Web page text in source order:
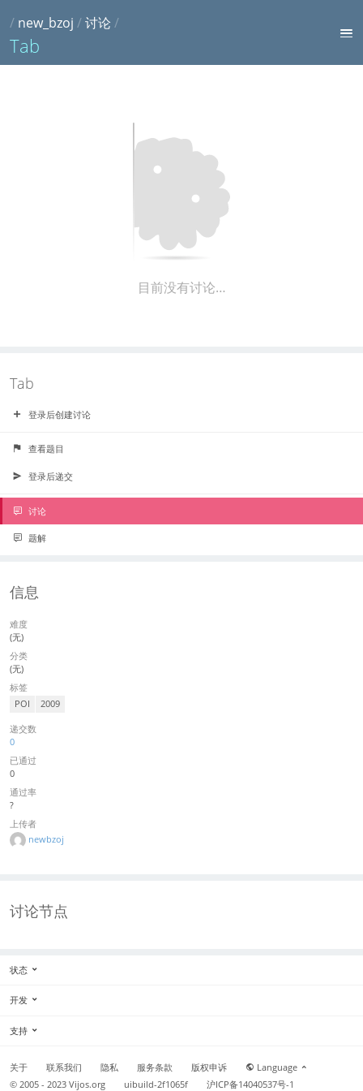
/ new_bzoj /讨论 /
Tab
目前没有讨论…
Tab
登录后创建讨论
查看题目
登录后递交
讨论
题解
信息
难度
(无)
分类
(无)
标签
POI 2009
递交数
0
已通过
0
通过率
?
上传者
newbzoj
讨论节点
状态
开发
支持
关于 联系我们 隐私 服务条款 版权申诉
Language
© 2005 - 2023Vijos.org uibuild-2f1065f 沪ICP备14040537号-1